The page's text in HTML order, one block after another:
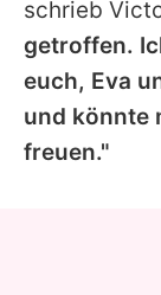
schrieb
getroffen.
euch, Eva
und könnte
freuen."